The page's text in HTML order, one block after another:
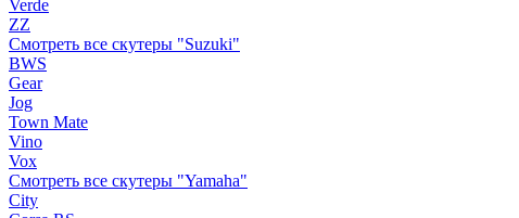
Verde
ZZ
Смотреть все скутеры "Suzuki"
BWS
Gear
Jog
Town Mate
Vino
Vox
Смотреть все скутеры "Yamaha"
City